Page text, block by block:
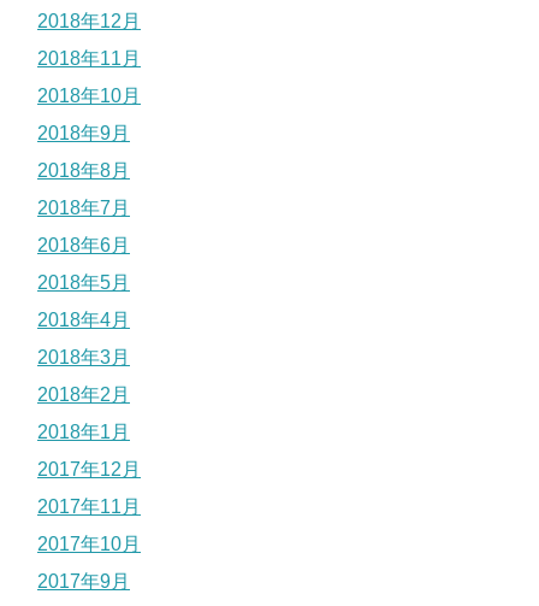
2018年12月
2018年11月
2018年10月
2018年9月
2018年8月
2018年7月
2018年6月
2018年5月
2018年4月
2018年3月
2018年2月
2018年1月
2017年12月
2017年11月
2017年10月
2017年9月